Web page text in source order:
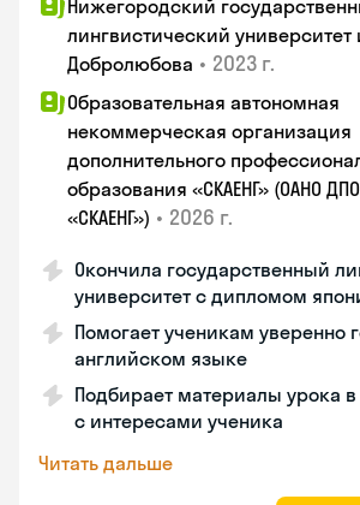
Нижегородский
лингвистический университет
Добролюбова • 2023 г.
Образовательная автономная
некоммерческая организация
дополнительного
образования «СКАЕНГ» (ОАНО ДПО
«СКАЕНГ») • 2026 г.
Окончила государственный
университет с дипломом
Помогает ученикам уверенно
английском языке
Подбирает материалы урока в
с интересами ученика
Читать дальше